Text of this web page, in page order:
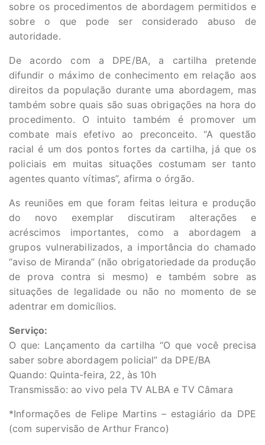
sobre os procedimentos de abordagem permitidos e
sobre o que pode ser considerado abuso de
autoridade.
De acordo com a DPE/BA, a cartilha pretende
difundir o máximo de conhecimento em relação aos
direitos da população durante uma abordagem, mas
também sobre quais são suas obrigações na hora do
procedimento. O intuito também é promover um
combate mais efetivo ao preconceito. “A questão
racial é um dos pontos fortes da cartilha, já que os
policiais em muitas situações costumam ser tanto
agentes quanto vítimas”, afirma o órgão.
As reuniões em que foram feitas leitura e produção
do novo exemplar discutiram alterações e
acréscimos importantes, como a abordagem a
grupos vulnerabilizados, a importância do chamado
“aviso de Miranda” (não obrigatoriedade da produção
de prova contra si mesmo) e também sobre as
situações de legalidade ou não no momento de se
adentrar em domicílios.
Serviço:
O que: Lançamento da cartilha “O que você precisa
saber sobre abordagem policial” da DPE/BA
Quando: Quinta-feira, 22, às 10h
Transmissão: ao vivo pela TV ALBA e TV Câmara
*Informações de Felipe Martins – estagiário da DPE
(com supervisão de Arthur Franco)